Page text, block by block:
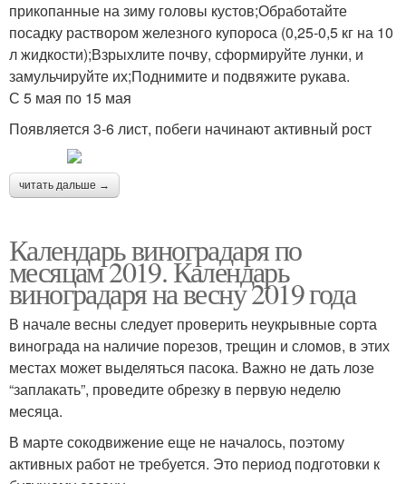
прикопанные на зиму головы кустов;Обработайте
посадку раствором железного купороса (0,25-0,5 кг на 10
л жидкости);Взрыхлите почву, сформируйте лунки, и
замульчируйте их;Поднимите и подвяжите рукава.
С 5 мая по 15 мая
Появляется 3-6 лист, побеги начинают активный рост
читать дальше →
Календарь виноградаря по
месяцам 2019. Календарь
виноградаря на весну 2019 года
В начале весны следует проверить неукрывные сорта
винограда на наличие порезов, трещин и сломов, в этих
местах может выделяться пасока. Важно не дать лозе
“заплакать”, проведите обрезку в первую неделю
месяца.
В марте сокодвижение еще не началось, поэтому
активных работ не требуется. Это период подготовки к